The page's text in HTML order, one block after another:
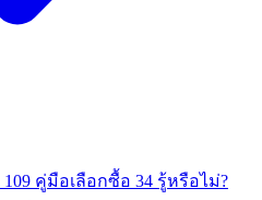
109 คู่มือเลือกซื้อ 34 รู้หรือไม่?